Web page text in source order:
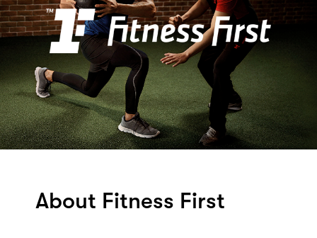
About Fitness First